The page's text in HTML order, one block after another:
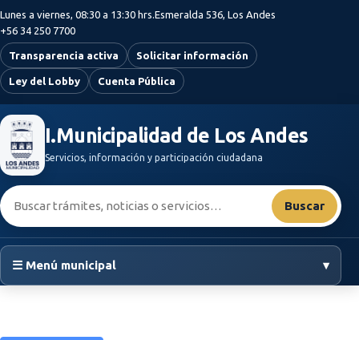
Saltar al contenido principal
Lunes a viernes, 08:30 a 13:30 hrs.Esmeralda 536, Los Andes
+56 34 250 7700
Transparencia activa Solicitar información
Ley del Lobby Cuenta Pública
I.Municipalidad de Los Andes
Servicios, información y participación ciudadana
Buscar:
Buscar
☰ Menú municipal ▾